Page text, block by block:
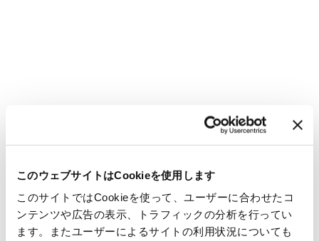
このウェブサイトはCookieを使用します
このサイトではCookieを使って、ユーザーに合わせたコ
ンテンツや広告の表示、トラフィックの分析を行ってい
ます。またユーザーによるサイトの利用状況についても